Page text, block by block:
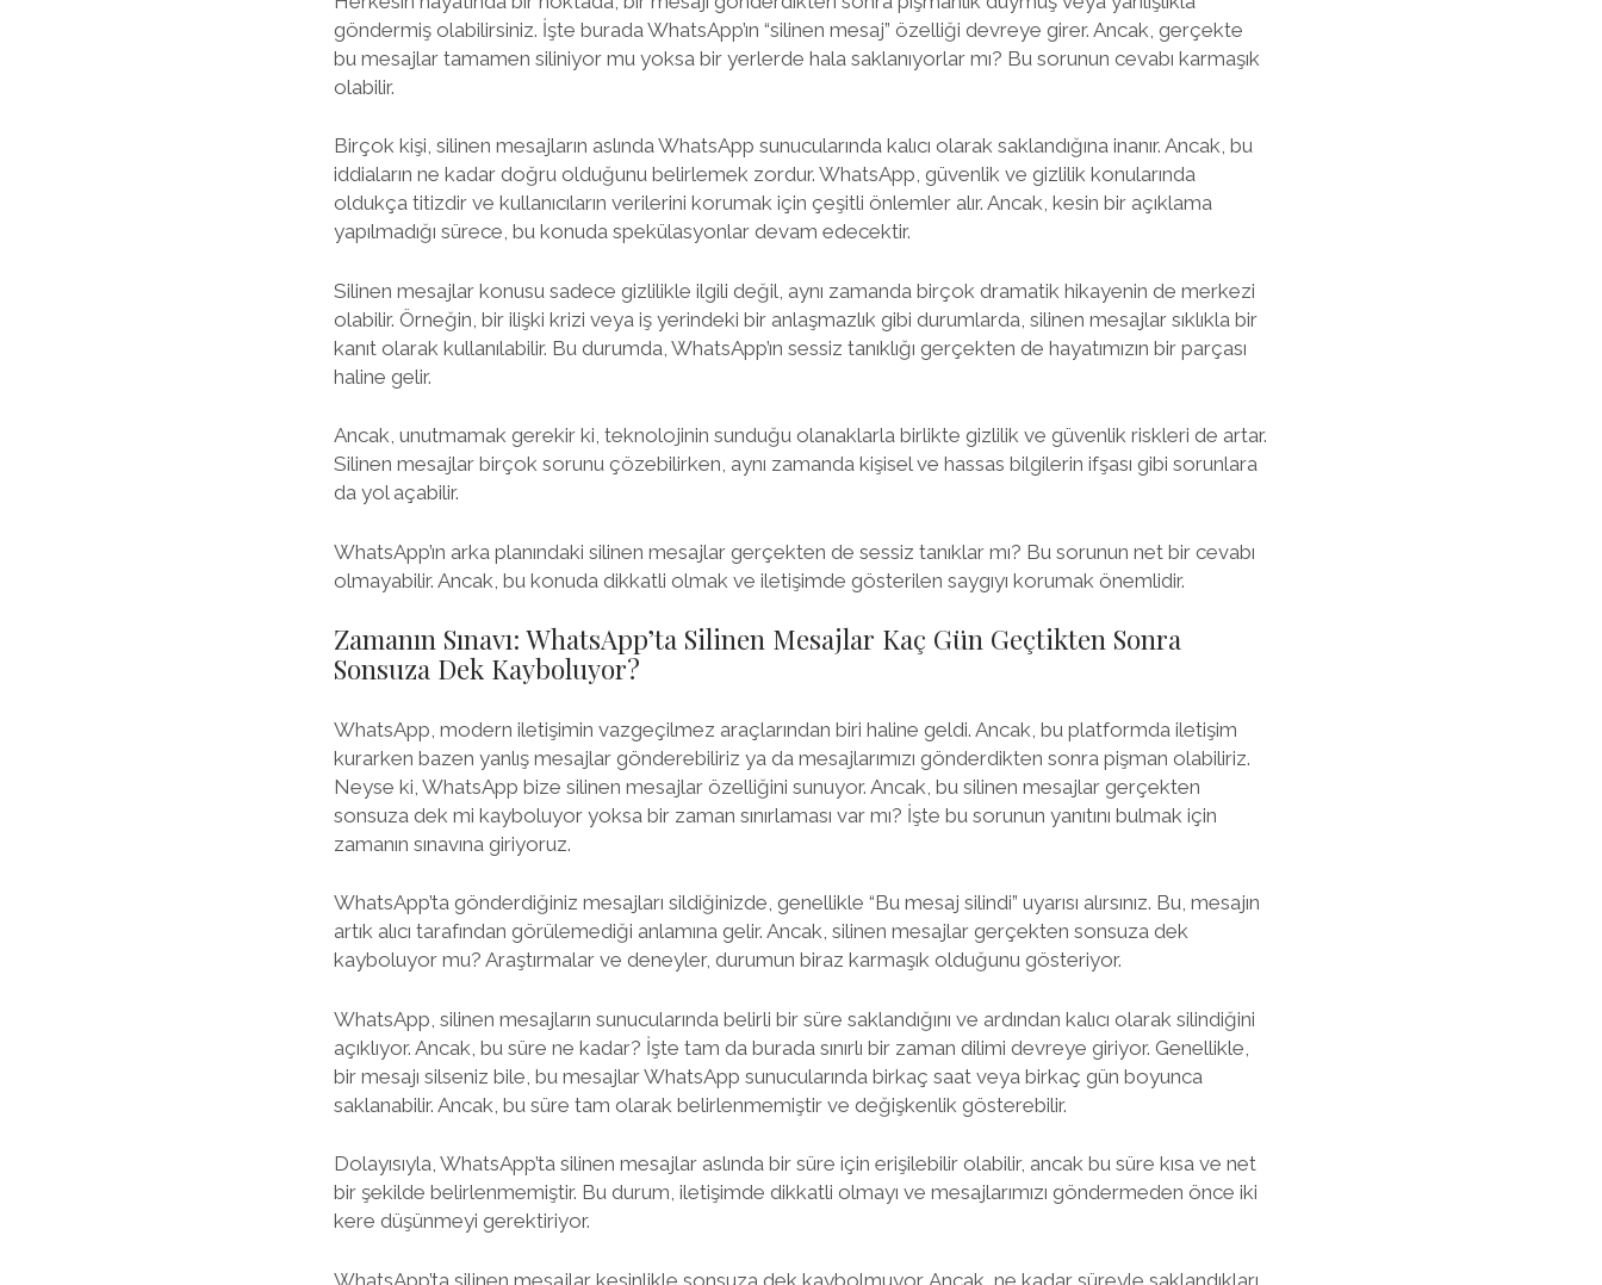
göndermiş olabilirsiniz. İşte burada WhatsApp’ın “silinen mesaj” özelliği devreye girer. Ancak, gerçekte
bu mesajlar tamamen siliniyor mu yoksa bir yerlerde hala saklanıyorlar mı? Bu sorunun cevabı karmaşık
olabilir.
Birçok kişi, silinen mesajların aslında WhatsApp sunucularında kalıcı olarak saklandığına inanır. Ancak, bu
iddiaların ne kadar doğru olduğunu belirlemek zordur. WhatsApp, güvenlik ve gizlilik konularında
oldukça titizdir ve kullanıcıların verilerini korumak için çeşitli önlemler alır. Ancak, kesin bir açıklama
yapılmadığı sürece, bu konuda spekülasyonlar devam edecektir.
Silinen mesajlar konusu sadece gizlilikle ilgili değil, aynı zamanda birçok dramatik hikayenin de merkezi
olabilir. Örneğin, bir ilişki krizi veya iş yerindeki bir anlaşmazlık gibi durumlarda, silinen mesajlar sıklıkla bir
kanıt olarak kullanılabilir. Bu durumda, WhatsApp’ın sessiz tanıklığı gerçekten de hayatımızın bir parçası
haline gelir.
Ancak, unutmamak gerekir ki, teknolojinin sunduğu olanaklarla birlikte gizlilik ve güvenlik riskleri de artar.
Silinen mesajlar birçok sorunu çözebilirken, aynı zamanda kişisel ve hassas bilgilerin ifşası gibi sorunlara
da yol açabilir.
WhatsApp’ın arka planındaki silinen mesajlar gerçekten de sessiz tanıklar mı? Bu sorunun net bir cevabı
olmayabilir. Ancak, bu konuda dikkatli olmak ve iletişimde gösterilen saygıyı korumak önemlidir.
Zamanın Sınavı: WhatsApp’ta Silinen Mesajlar Kaç Gün Geçtikten Sonra
Sonsuza Dek Kayboluyor?
WhatsApp, modern iletişimin vazgeçilmez araçlarından biri haline geldi. Ancak, bu platformda iletişim
kurarken bazen yanlış mesajlar gönderebiliriz ya da mesajlarımızı gönderdikten sonra pişman olabiliriz.
Neyse ki, WhatsApp bize silinen mesajlar özelliğini sunuyor. Ancak, bu silinen mesajlar gerçekten
sonsuza dek mi kayboluyor yoksa bir zaman sınırlaması var mı? İşte bu sorunun yanıtını bulmak için
zamanın sınavına giriyoruz.
WhatsApp’ta gönderdiğiniz mesajları sildiğinizde, genellikle “Bu mesaj silindi” uyarısı alırsınız. Bu, mesajın
artık alıcı tarafından görülemediği anlamına gelir. Ancak, silinen mesajlar gerçekten sonsuza dek
kayboluyor mu? Araştırmalar ve deneyler, durumun biraz karmaşık olduğunu gösteriyor.
WhatsApp, silinen mesajların sunucularında belirli bir süre saklandığını ve ardından kalıcı olarak silindiğini
açıklıyor. Ancak, bu süre ne kadar? İşte tam da burada sınırlı bir zaman dilimi devreye giriyor. Genellikle,
bir mesajı silseniz bile, bu mesajlar WhatsApp sunucularında birkaç saat veya birkaç gün boyunca
saklanabilir. Ancak, bu süre tam olarak belirlenmemiştir ve değişkenlik gösterebilir.
Dolayısıyla, WhatsApp’ta silinen mesajlar aslında bir süre için erişilebilir olabilir, ancak bu süre kısa ve net
bir şekilde belirlenmemiştir. Bu durum, iletişimde dikkatli olmayı ve mesajlarımızı göndermeden önce iki
kere düşünmeyi gerektiriyor.
WhatsApp’ta silinen mesajlar kesinlikle sonsuza dek kaybolmuyor. Ancak, ne kadar süreyle saklandıkları